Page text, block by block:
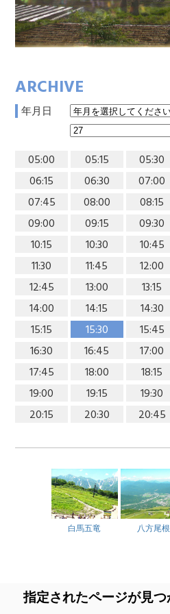
ARCHIVE
年月日
05:00 05:15 05:30
06:15
06:30 07:00
07:45
08:00 08:15
09:00
09:15 09:30
10:15
10:30 10:45
11:30
11:45 12:00
12:45
13:00 13:15
14:00
14:15 14:30
15:15
15:30 15:45
16:30
16:45 17:00
17:45
18:00 18:15
19:00
19:15 19:30
20:15
20:30 20:45
白馬五竜 八方尾根